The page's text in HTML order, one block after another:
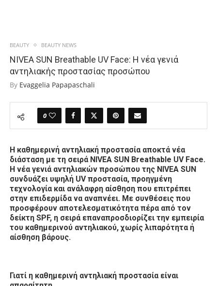
BEAUTY BEAUTY NEWS
NIVEA SUN Breathable UV Face: Η νέα γενιά
αντηλιακής προστασίας προσώπου
By Evaggelia Papapaschali
0
Η καθημερινή αντηλιακή προστασία αποκτά νέα
διάσταση με τη σειρά NIVEA SUN Breathable UV Face.
Η νέα γενιά αντηλιακών προσώπου της NIVEA SUN
συνδυάζει υψηλή UV προστασία, προηγμένη
τεχνολογία και ανάλαφρη αίσθηση που επιτρέπει
στην επιδερμίδα να αναπνέει. Με συνθέσεις που
προσφέρουν αποτελεσματικότητα πέρα από τον
δείκτη SPF, η σειρά επαναπροσδιορίζει την εμπειρία
του καθημερινού αντηλιακού, χωρίς λιπαρότητα ή
αίσθηση βάρους.
Γιατί η καθημερινή αντηλιακή προστασία είναι